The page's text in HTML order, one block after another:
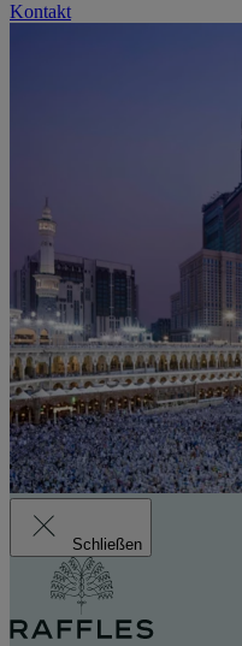
Kontakt
Schließen